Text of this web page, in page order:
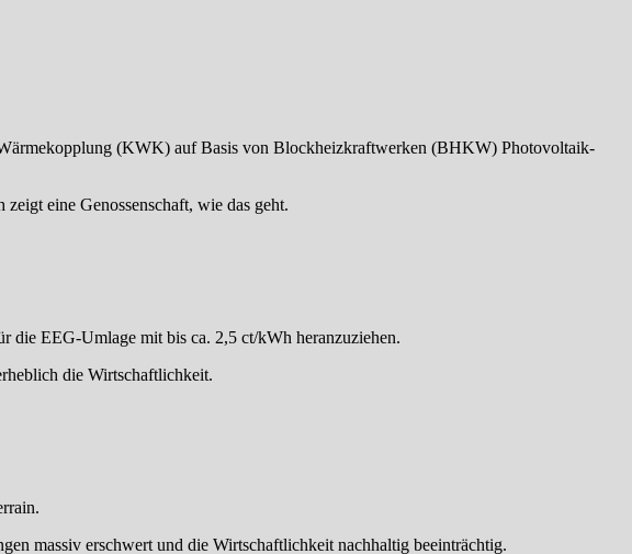
(KWK) auf Basis von Blockheizkraftwerken (BHKW) Photovoltaik-
eine Genossenschaft, wie das geht.
EEG-Umlage mit bis ca. 2,5 ct/kWh heranzuziehen.
die Wirtschaftlichkeit.
massiv erschwert und die Wirtschaftlichkeit nachhaltig beeinträchtig.